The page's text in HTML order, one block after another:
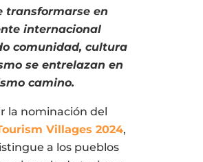
transformarse en
internacional
comunidad, cultura
se entrelazan en
camino.
la nominación del
Villages 2024,
a los pueblos